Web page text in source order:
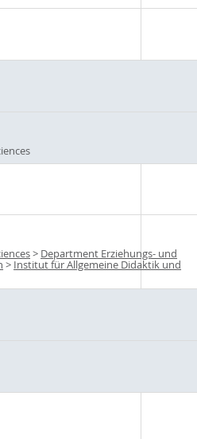
> Department Erziehungs- und
> Institut für Allgemeine Didaktik und